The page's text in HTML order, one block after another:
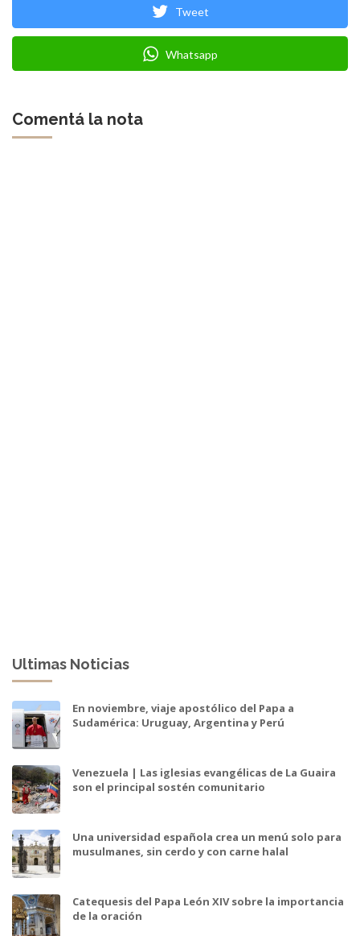
Tweet
Whatsapp
Comentá la nota
Ultimas Noticias
En noviembre, viaje apostólico del Papa a
Sudamérica: Uruguay, Argentina y Perú
Venezuela | Las iglesias evangélicas de La Guaira
son el principal sostén comunitario
Una universidad española crea un menú solo para
musulmanes, sin cerdo y con carne halal
Catequesis del Papa León XIV sobre la importancia
de la oración